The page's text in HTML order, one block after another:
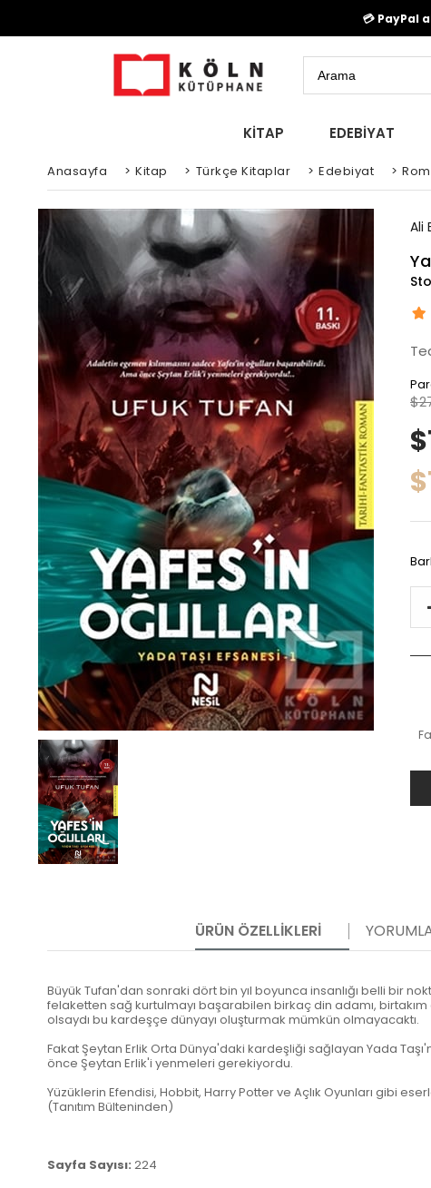
💳 PayPal
KİTAP EDEBİYAT
Anasayfa > Kitap > Türkçe Kitaplar > Edebiyat >
Ali
ÜRÜN ÖZELLIKLERI
Büyük Tufan'dan sonraki dört bin yıl boyunca insanlığı belli bir
felaketten sağ kurtulmayı başarabilen birkaç din adamı,
olsaydı bu kardeşçe dünyayı oluşturmak mümkün olmayacaktı.
Fakat Şeytan Erlik Orta Dünya'daki kardeşliği sağlayan Yada
önce Şeytan Erlik'i yenmeleri gerekiyordu.
Yüzüklerin Efendisi, Hobbit, Harry Potter ve Açlık Oyunları gibi
(Tanıtım Bülteninden)
Sayfa Sayısı: 224